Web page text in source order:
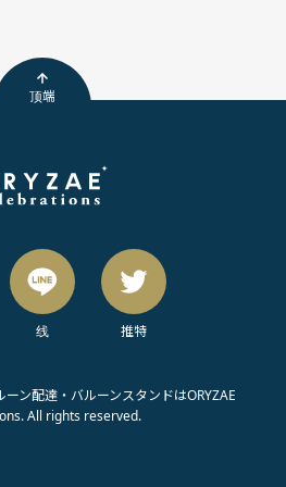
顶端
线 推特
ン配達・バルーンスタンドはORYZAE
All rights reserved.